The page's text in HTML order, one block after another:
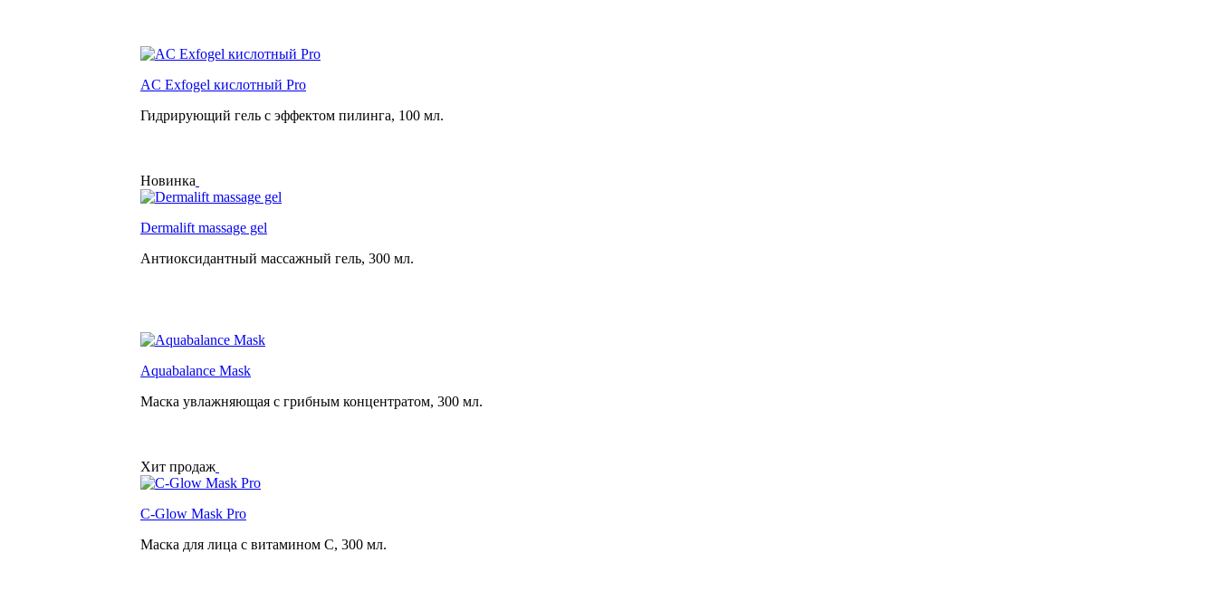
AC Exfogel кислотный Pro
Гидрирующий гель с эффектом пилинга, 100 мл.
Новинка
Dermalift massage gel
Антиоксидантный массажный гель, 300 мл.
Aquabalance Mask
Маска увлажняющая с грибным концентратом, 300 мл.
Хит продаж
C-Glow Mask Pro
Маска для лица с витамином С, 300 мл.